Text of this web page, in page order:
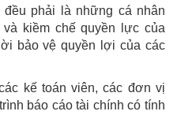
phải là những cá nhân
và kiềm chế quyền lực của
bảo vệ quyền lợi của các
kế toán viên, các đơn vị
báo cáo tài chính có tính